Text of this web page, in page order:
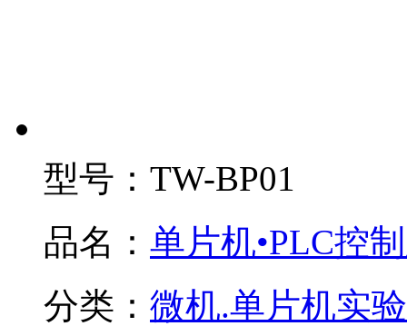
型号： TW-BP01
品名： 单片机•PLC控
分类： 微机.单片机实